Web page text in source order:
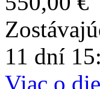
11 dní
Viac o